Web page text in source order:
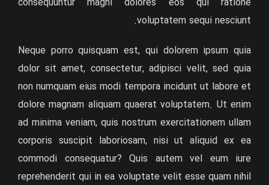
voluptatem sequi nesciunt.
Neque porro quisquam est, qui dolorem ipsum quia
dolor sit amet, consectetur, adipisci velit, sed quia
non numquam eius modi tempora incidunt ut labore et
dolore magnam aliquam quaerat voluptatem. Ut enim
ad minima veniam, quis nostrum exercitationem ullam
corporis suscipit laboriosam, nisi ut aliquid ex ea
commodi consequatur? Quis autem vel eum iure
reprehenderit qui in ea voluptate velit esse quam nihil